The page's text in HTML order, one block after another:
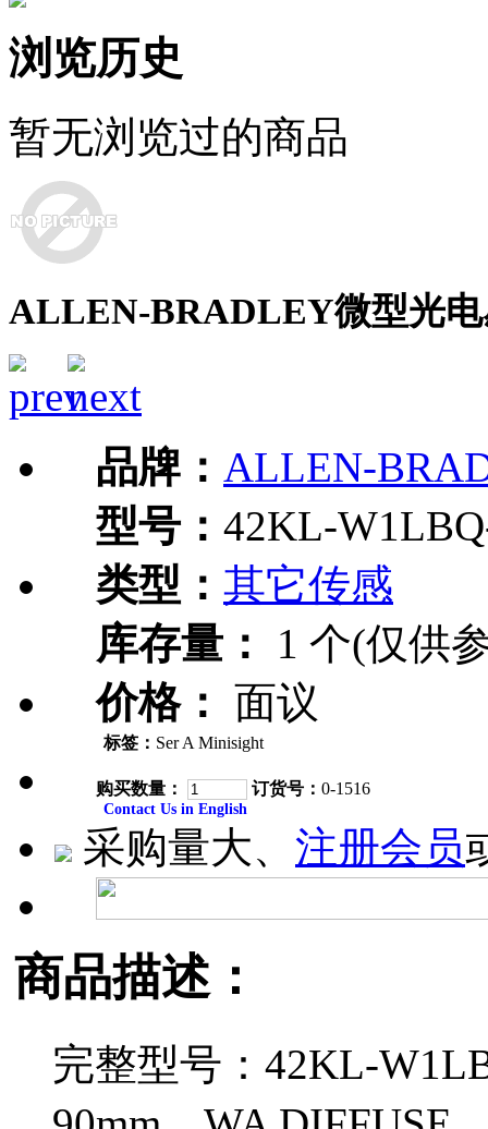
浏览历史
暂无浏览过的商品
ALLEN-BRADLEY微型光
品牌： ALLEN-
型号： 42KL-
类型： 其它传感
库存量：
1 个(仅供
价格： 面议
标签： Ser A Minisight
购买数量： 订货号： 0-1516
Contact Us in English
采购量大、 注册会员
商品描述：
完整型号：42KL-